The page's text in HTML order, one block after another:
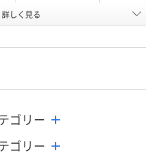
（次回入荷日未定）
詳しく見る
ゴリー
ゴリー